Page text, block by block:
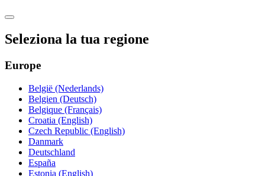
Seleziona la tua regione
Europe
België (Nederlands)
Belgien (Deutsch)
Belgique (Français)
Croatia (English)
Czech Republic (English)
Danmark
Deutschland
España
Estonia (English)